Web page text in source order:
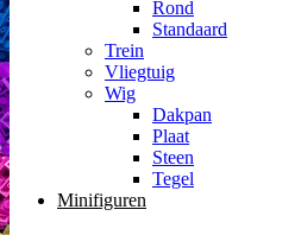
Rond
Standaard
Trein
Vliegtuig
Wig
Dakpan
Plaat
Steen
Tegel
Minifiguren